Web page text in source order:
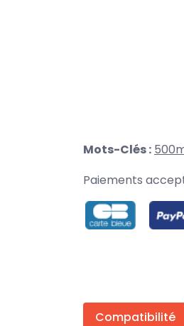
Mots-Clés :
Paiements
Compatibilité